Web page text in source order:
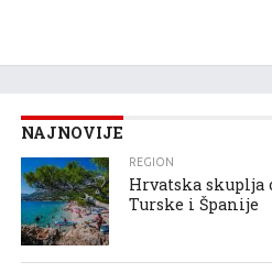
NAJNOVIJE
REGION
Hrvatska skuplja
Turske i Španije